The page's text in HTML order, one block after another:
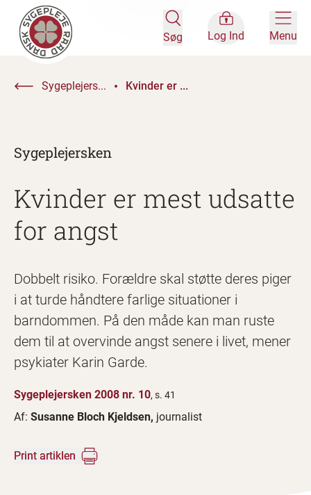
Søg Log Ind Menu
Sygeplejers... Kvinder er ...
Sygeplejersken
Kvinder er mest udsatte
for angst
Dobbelt risiko. Forældre skal støtte deres piger
i at turde håndtere farlige situationer i
barndommen. På den måde kan man ruste
dem til at overvinde angst senere i livet, mener
psykiater Karin Garde.
Sygeplejersken 2008 nr. 10, s. 41
Af: Susanne Bloch Kjeldsen, journalist
Print artiklen